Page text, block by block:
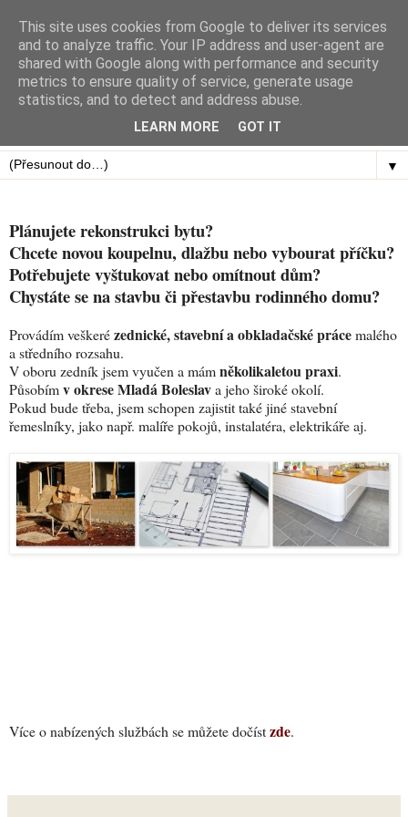
▼
Plánujete rekonstrukci bytu?
Chcete novou koupelnu, dlažbu nebo vybourat příčku?
Potřebujete vyštukovat nebo omítnout dům?
Chystáte se na stavbu či přestavbu rodinného domu?
Provádím veškerézednické, stavební a obkladačské prácemalého
a středního rozsahu.
V oboru zedník jsem vyučen a mámněkolikaletou praxi.
Působímv okrese Mladá Boleslava jeho široké okolí.
Pokud bude třeba, jsem schopen zajistit také jiné stavební
řemeslníky, jako např. malíře pokojů, instalatéra, elektrikáře aj.
Více o nabízených službách se můžete dočístzde.
This site uses cookies from Google to deliver its services
and to analyze traffic. Your IP address and user-agent are
shared with Google along with performance and security
metrics to ensure quality of service, generate usage
statistics, and to detect and address abuse.
LEARN MORE GOT IT